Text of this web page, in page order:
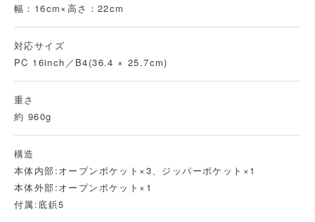
幅：16cm×高さ：22cm
対応サイズ
PC 16inch／B4(36.4 × 25.7cm)
重さ
約 960g
構造
本体内部:オープンポケット×3、ジッパーポケット×1
本体外部:オープンポケット×1
付属:底鋲5